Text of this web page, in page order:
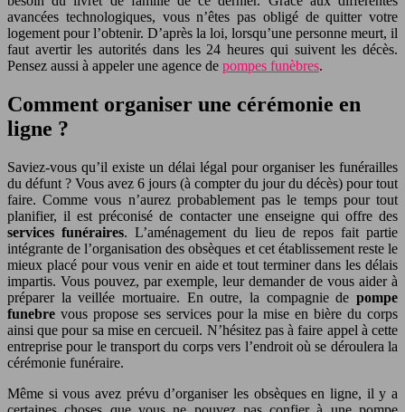
avancées technologiques, vous n’êtes pas obligé de quitter votre
logement pour l’obtenir. D’après la loi, lorsqu’une personne meurt, il
faut avertir les autorités dans les 24 heures qui suivent les décès.
Pensez aussi à appeler une agence de pompes funèbres.
Comment organiser une cérémonie en
ligne ?
Saviez-vous qu’il existe un délai légal pour organiser les funérailles
du défunt ? Vous avez 6 jours (à compter du jour du décès) pour tout
faire. Comme vous n’aurez probablement pas le temps pour tout
planifier, il est préconisé de contacter une enseigne qui offre des
services funéraires. L’aménagement du lieu de repos fait partie
intégrante de l’organisation des obsèques et cet établissement reste le
mieux placé pour vous venir en aide et tout terminer dans les délais
impartis. Vous pouvez, par exemple, leur demander de vous aider à
préparer la veillée mortuaire. En outre, la compagnie de pompe
funebre vous propose ses services pour la mise en bière du corps
ainsi que pour sa mise en cercueil. N’hésitez pas à faire appel à cette
entreprise pour le transport du corps vers l’endroit où se déroulera la
cérémonie funéraire.
Même si vous avez prévu d’organiser les obsèques en ligne, il y a